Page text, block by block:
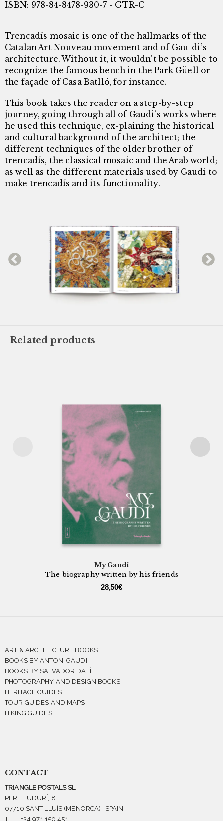
ISBN: 978-84-8478-930-7 - GTR-C
Trencadís mosaic is one of the hallmarks of the
Catalan Art Nouveau movement and of Gau-di’s
architecture. Without it, it wouldn’t be possible to
recognize the famous bench in the Park Güell or
the façade of Casa Batlló, for instance.
This book takes the reader on a step-by-step
journey, going through all of Gaudi’s works where
he used this technique, ex-plaining the historical
and cultural background of the architect; the
different techniques of the older brother of
trencadís, the classical mosaic and the Arab world;
as well as the different materials used by Gaudi to
make trencadís and its functionality.
Related products
My Gaudí
The biography written by his friends
28,50€
ART & ARCHITECTURE BOOKS
BOOKS BY ANTONI GAUDI
BOOKS BY SALVADOR DALÍ
PHOTOGRAPHY AND DESIGN BOOKS
HERITAGE GUIDES
TOUR GUIDES AND MAPS
HIKING GUIDES
CONTACT
TRIANGLE POSTALS SL
PERE TUDURÍ, 8
07710 SANT LLUÍS (MENORCA)- SPAIN
TEL.: +34 971 150 451